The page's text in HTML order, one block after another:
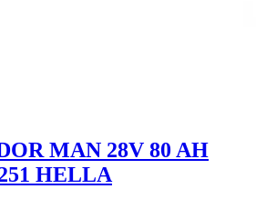
MAN 28V 80 AH
HELLA